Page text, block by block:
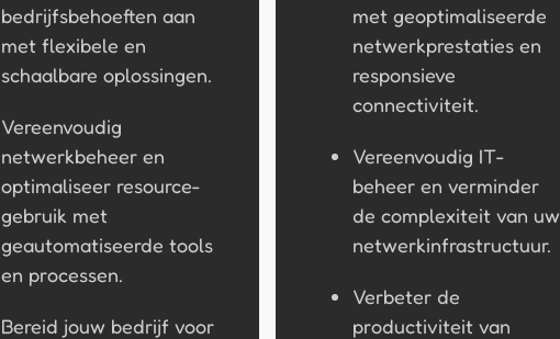
bedrijfsbehoeften aan
met flexibele en
schaalbare oplossingen.
Vereenvoudig
netwerkbeheer en
optimaliseer resource-
gebruik met
geautomatiseerde tools
en processen.
Bereid jouw bedrijf voor
met geoptimaliseerde
netwerkprestaties en
responsieve
connectiviteit.
Vereenvoudig IT-
beheer en verminder
de complexiteit van uw
netwerkinfrastructuur.
Verbeter de
productiviteit van